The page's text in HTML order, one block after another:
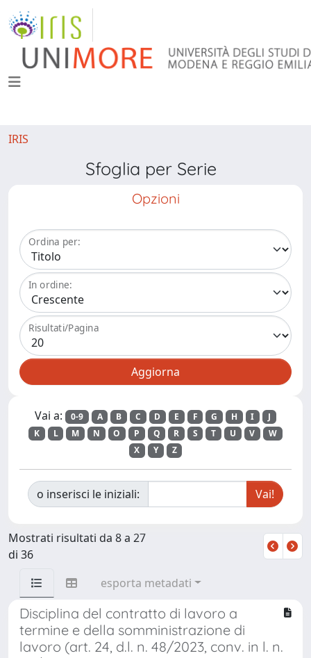
IRIS
Sfoglia per Serie
Opzioni
Ordina per:
In ordine:
Risultati/Pagina
Vai a: 0-9 A B C D E F G H I
J
K
L M N O P Q R S T U V
W
X
Y Z
o inserisci le iniziali:
Mostrati risultati da 8 a 27
di 36
esporta metadati
Disciplina del contratto di lavoro a
termine e della somministrazione di
lavoro (art. 24, d.l. n. 48/2023, conv. in l. n.